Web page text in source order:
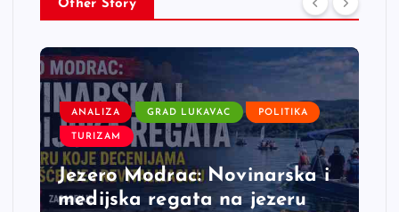
Other Story
ANALIZA GRAD LUKAVAC POLITIKA
TURIZAM
Jezero Modrac: Novinarska i
medijska regata na jezeru